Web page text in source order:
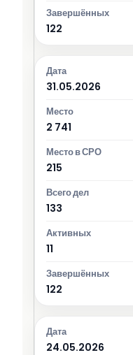
122
31.05.2026
2 741
215
133
11
122
24.05.2026